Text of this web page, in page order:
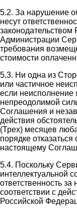
5.2. За нарушение
несут
Администрации
требования
стоимости
5.3. Ни одна из
или частичное
если неисполнение
непреодолимой
Соглашения и
действия
(Трех) месяцев
порядке
настоящему
5.4. Поскольку
интеллектуальной
ответственность
соответствии с
Российской